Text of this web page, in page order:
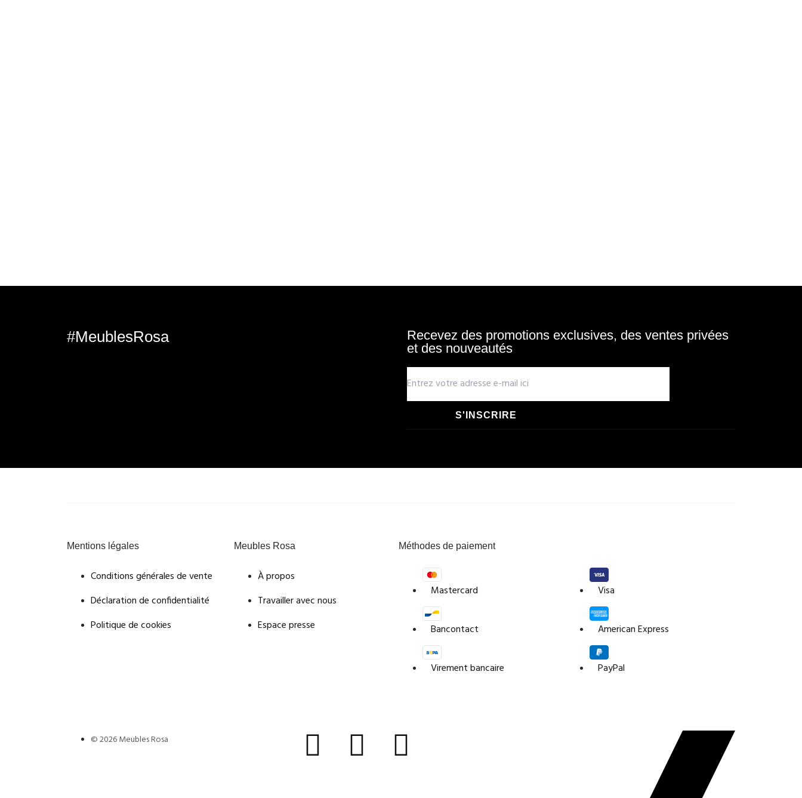
#MeublesRosa
Recevez des promotions exclusives, des ventes privées
et des nouveautés
S'INSCRIRE
Mentions légales
Conditions générales de vente
Déclaration de confidentialité
Politique de cookies
Meubles Rosa
À propos
Travailler avec nous
Espace presse
Méthodes de paiement
Mastercard
Bancontact
Virement bancaire
Visa
American Express
PayPal
© 2026 Meubles Rosa